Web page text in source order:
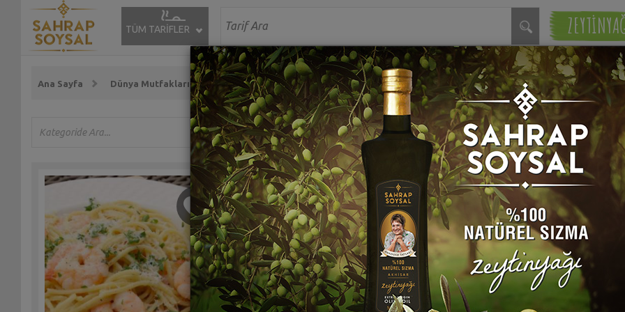
TÜM TARİFLER
Ana Sayfa Dünya Mutfaklarından Tarifler İtalyan Yemekleri Tarifleri